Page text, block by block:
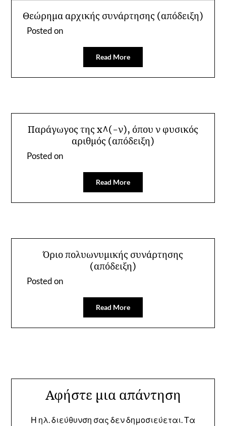
Θεώρημα αρχικής συνάρτησης (απόδειξη)
Posted on
Read More
Παράγωγος της x^(-ν), όπου ν φυσικός
αριθμός (απόδειξη)
Posted on
Read More
Όριο πολυωνυμικής συνάρτησης
(απόδειξη)
Posted on
Read More
Αφήστε μια απάντηση
Η ηλ. διεύθυνση σας δεν δημοσιεύεται.Τα